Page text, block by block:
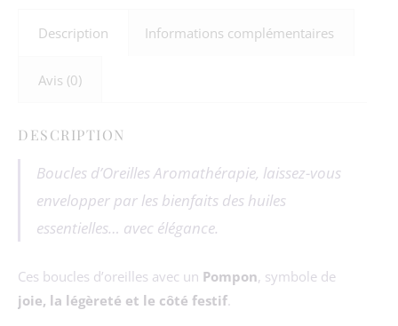
Description Informations complémentaires
Avis (0)
DESCRIPTION
Boucles d’Oreilles Aromathérapie, laissez-vous
envelopper par les bienfaits des huiles
essentielles… avec élégance.
Ces boucles d’oreilles avec un Pompon, symbole de
joie, la légèreté et le côté festif.